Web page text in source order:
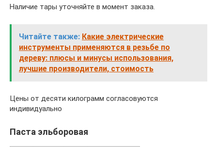
Наличие тары уточняйте в момент заказа.
Читайте также: Какие электрические
инструменты применяются в резьбе по
дереву: плюсы и минусы использования,
лучшие производители, стоимость
Цены от десяти килограмм согласовуются
индивидуально
Паста эльборовая